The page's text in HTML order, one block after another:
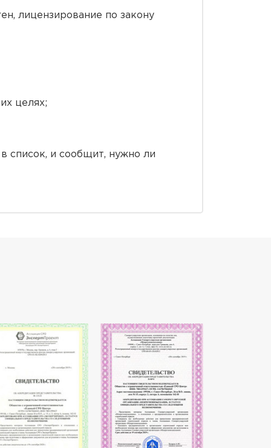
лицензирование по закону
целях;
список, и сообщит, нужно ли